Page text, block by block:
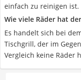
einfach zu reinigen ist.
Wie viele Räder hat
Es handelt sich bei
Tischgrill, der im
Vergleich keine Räder